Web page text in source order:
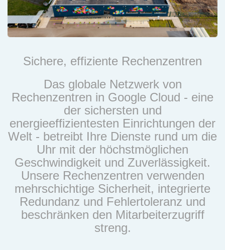
Sichere, effiziente Rechenzentren
Das globale Netzwerk von
Rechenzentren in Google Cloud - eine
der sichersten und
energieeffizientesten Einrichtungen der
Welt - betreibt Ihre Dienste rund um die
Uhr mit der höchstmöglichen
Geschwindigkeit und Zuverlässigkeit.
Unsere Rechenzentren verwenden
mehrschichtige Sicherheit, integrierte
Redundanz und Fehlertoleranz und
beschränken den Mitarbeiterzugriff
streng.